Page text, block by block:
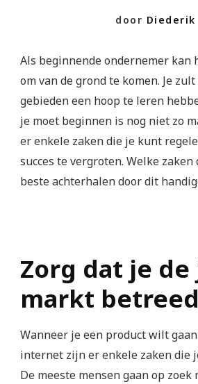
door Diederik
Als beginnende ondernemer kan
om van de grond te komen. Je
gebieden een hoop te leren
je moet beginnen is nog niet zo
er enkele zaken die je kunt
succes te vergroten. Welke
beste achterhalen door dit
Zorg dat je
markt betreed
Wanneer je een product wilt
internet zijn er enkele zaken die
De meeste mensen gaan op